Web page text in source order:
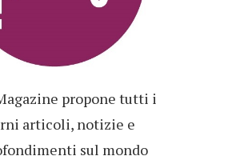
propone tutti i
articoli, notizie e
sul mondo